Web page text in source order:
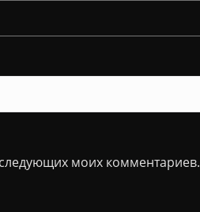
моих комментариев.